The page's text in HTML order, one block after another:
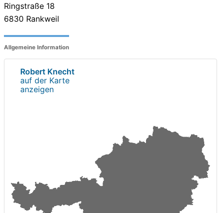
Ringstraße 18
6830 Rankweil
Allgemeine Information
Robert Knecht
auf der Karte
anzeigen